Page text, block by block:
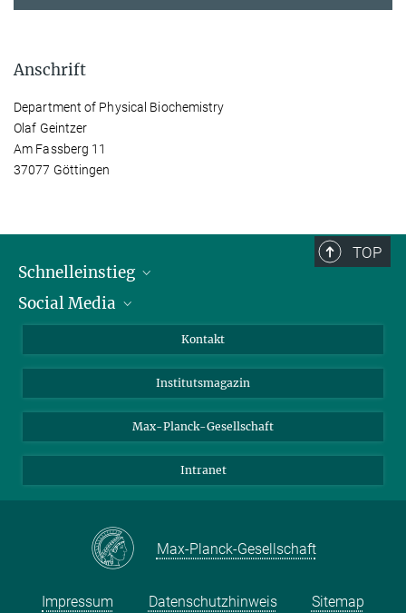
Anschrift
Department of Physical Biochemistry
Olaf Geintzer
Am Fassberg 11
37077 Göttingen
TOP
Schnelleinstieg
Alumni
Schulen
Studierende
Social Media
Facebook
YouTube
Kontakt
Institutsmagazin
Max-Planck-Gesellschaft
Intranet
Max-Planck-Gesellschaft
Impressum Datenschutzhinweis Sitemap